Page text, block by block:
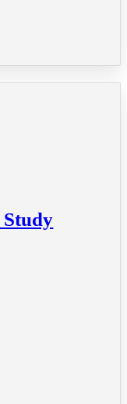
Study